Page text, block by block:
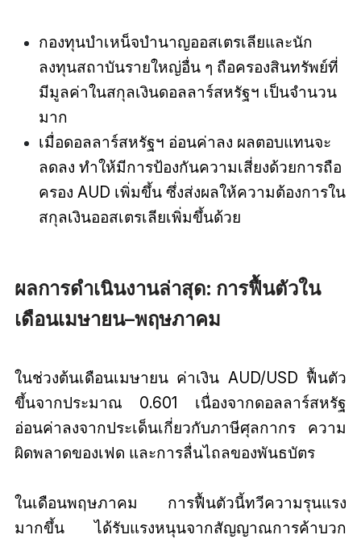
กองทุนบำเหน็จบำนาญออสเตรเลียและนัก
ลงทุนสถาบันรายใหญ่อื่น ๆ ถือครองสินทรัพย์ที่
มีมูลค่าในสกุลเงินดอลลาร์สหรัฐฯ เป็นจำนวน
มาก
เมื่อดอลลาร์สหรัฐฯ อ่อนค่าลง ผลตอบแทนจะ
ลดลง ทำให้มีการป้องกันความเสี่ยงด้วยการถือ
ครอง AUD เพิ่มขึ้น ซึ่งส่งผลให้ความต้องการใน
สกุลเงินออสเตรเลียเพิ่มขึ้นด้วย
ผลการดำเนินงานล่าสุด: การฟื้นตัวใน
เดือนเมษายน–พฤษภาคม
ในช่วงต้นเดือนเมษายน ค่าเงิน AUD/USD ฟื้นตัว
ขึ้นจากประมาณ 0.601 เนื่องจากดอลลาร์สหรัฐ
อ่อนค่าลงจากประเด็นเกี่ยวกับภาษีศุลกากร ความ
ผิดพลาดของเฟด และการลื่นไถลของพันธบัตร
ในเดือนพฤษภาคม การฟื้นตัวนี้ทวีความรุนแรง
มากขึ้น ได้รับแรงหนุนจากสัญญาณการค้าบวก